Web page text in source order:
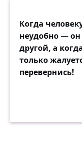
Когда
неудобно — он
другой, а
только
перевернись!